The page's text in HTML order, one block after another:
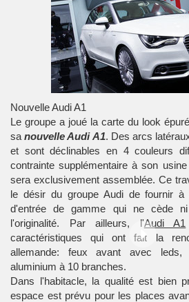
Nouvelle Audi A1
Le groupe a joué la carte du look
sanouvelle Audi A1. Des arcs
et sont déclinables en 4 couleurs
contrainte supplémentaire à son
sera exclusivement assemblée. Ce
le désir du groupe Audi de fournir
d'entrée de gamme qui ne cède
l'originalité. Par ailleurs, l'Audi A1
caractéristiques qui ont fait la
allemande: feux avant avec leds,
aluminium à 10 branches.
Dans l'habitacle, la qualité est bien
espace est prévu pour les places